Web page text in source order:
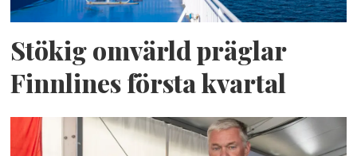
Stökig omvärld präglar
Finnlines första kvartal